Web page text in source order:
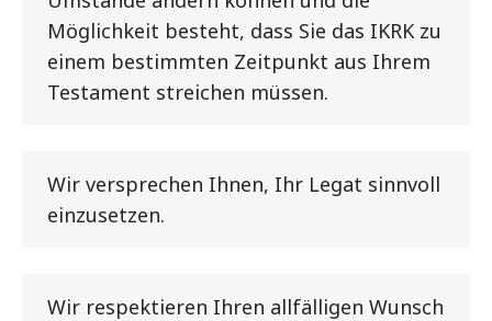
Möglichkeit besteht, dass Sie das IKRK zu
einem bestimmten Zeitpunkt aus Ihrem
Testament streichen müssen.
Wir versprechen Ihnen, Ihr Legat sinnvoll
einzusetzen.
Wir respektieren Ihren allfälligen Wunsch